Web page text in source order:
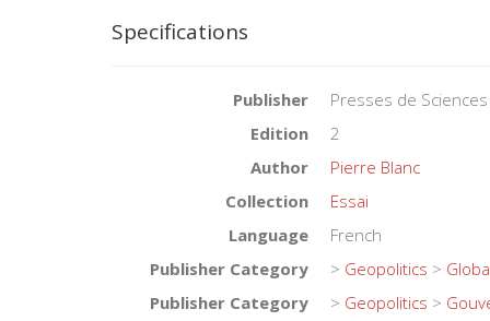
Specifications
Publisher
Presses de Sciences
Edition
2
Author
Pierre Blanc
Collection
Essai
Language
French
Publisher Category
> Geopolitics >
Publisher Category
> Geopolitics >